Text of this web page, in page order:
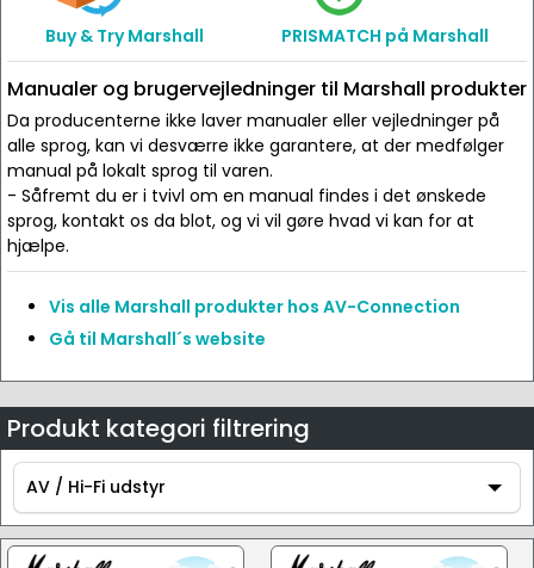
Buy & Try Marshall PRISMATCH på Marshall
Manualer og brugervejledninger til Marshall produkter
Da producenterne ikke laver manualer eller vejledninger på
alle sprog, kan vi desværre ikke garantere, at der medfølger
manual på lokalt sprog til varen.
- Såfremt du er i tvivl om en manual findes i det ønskede
sprog, kontakt os da blot, og vi vil gøre hvad vi kan for at
hjælpe.
Vis alle Marshall produkter hos AV-Connection
Gå til Marshall´s website
Produkt kategori filtrering
AV / Hi-Fi udstyr
AV / Hi-Fi udstyr